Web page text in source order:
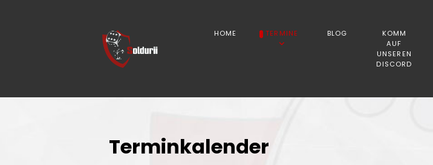
HOME TERMINE BLOG
KOMM
AUF
UNSEREN
DISCORD
Terminkalender